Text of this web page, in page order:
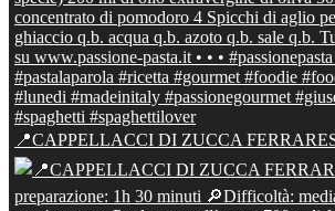
📍CAPPELLACCI DI ZUCCA